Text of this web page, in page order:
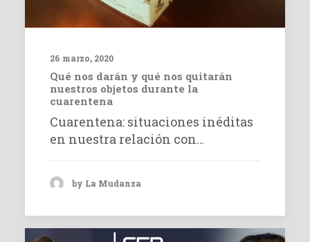
26 marzo, 2020
Qué nos darán y qué nos quitarán
nuestros objetos durante la
cuarentena
Cuarentena: situaciones inéditas
en nuestra relación con…
by La Mudanza